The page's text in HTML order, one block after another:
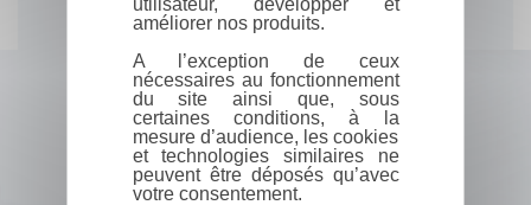
utilisateur, développer et
améliorer nos produits.
A l’exception de ceux
nécessaires au fonctionnement
du site ainsi que, sous
certaines conditions, à la
mesure d’audience, les cookies
et technologies similaires ne
peuvent être déposés qu’avec
votre consentement.